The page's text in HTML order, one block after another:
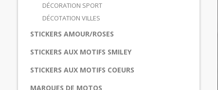
DÉCORATION SPORT
DÉCOTATION VILLES
STICKERS AMOUR/ROSES
STICKERS AUX MOTIFS SMILEY
STICKERS AUX MOTIFS COEURS
MARQUES DE MOTOS